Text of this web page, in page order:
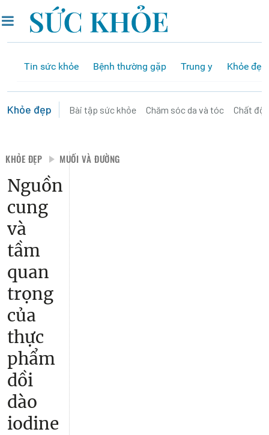
Tin sức khỏe Bệnh thường gặp Trung y Khỏe đẹp
Khỏe đẹp Bài tập sức khỏe Chăm sóc da và tóc Chất độc
KHỎE ĐẸP MUỐI VÀ ĐƯỜNG
Nguồn
cung
và
tầm
quan
trọng
của
thực
phẩm
dồi
dào
iodine